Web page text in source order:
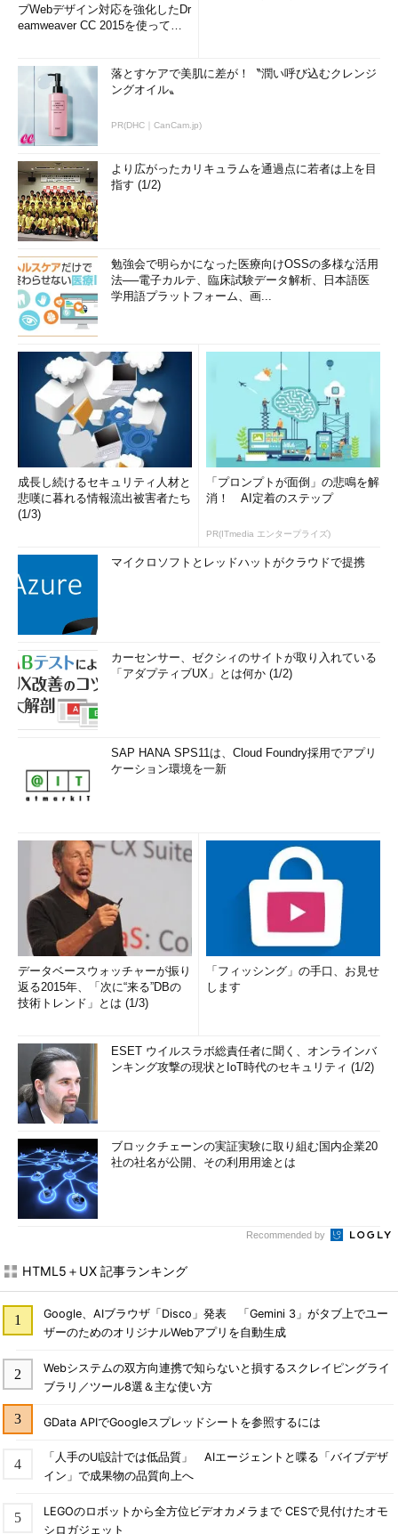
ブWebデザイン対応を強化したDr
eamweaver CC 2015を使って
落とすケアで美肌に差が！〝潤い呼び込むクレンジ
ングオイル〟
PR(DHC｜CanCam.jp)
より広がったカリキュラムを通過点に若者は上を目
指す (1/2)
勉強会で明らかになった医療向けOSSの多様な活用
法──電子カルテ、臨床試験データ解析、日本語医
学用語プラットフォーム、画...
成長し続けるセキュリティ人材と
悲嘆に暮れる情報流出被害者たち
(1/3)
「プロンプトが面倒」の悲鳴を解
消！ AI定着のステップ
PR(ITmedia エンタープライズ)
マイクロソフトとレッドハットがクラウドで提携
カーセンサー、ゼクシィのサイトが取り入れている
「アダプティブUX」とは何か (1/2)
SAP HANA SPS11は、Cloud Foundry採用でアプリ
ケーション環境を一新
データベースウォッチャーが振り
返る2015年、「次に“来る”DBの
技術トレンド」とは (1/3)
「フィッシング」の手口、お見せ
します
ESET ウイルスラボ総責任者に聞く、オンラインバ
ンキング攻撃の現状とIoT時代のセキュリティ (1/2)
ブロックチェーンの実証実験に取り組む国内企業20
社の社名が公開、その利用用途とは
Recommended by
HTML5＋UX 記事ランキング
Google、AIブラウザ「Disco」発表 「Gemini 3」がタブ上でユー
ザーのためのオリジナルWebアプリを自動生成
Webシステムの双方向連携で知らないと損するスクレイピングライ
ブラリ／ツール8選＆主な使い方
GData APIでGoogleスプレッドシートを参照するには
「人手のUI設計では低品質」 AIエージェントと喋る「バイブデザ
イン」で成果物の品質向上へ
LEGOのロボットから全方位ビデオカメラまで CESで見付けたオモ
シロガジェット